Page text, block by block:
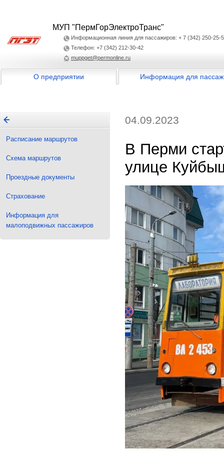
МУП "ПермГорЭлектроТранс"
Информационная линия для пассажиров: + 7 (342) 250-25-
Телефон: +7 (342) 212-30-42
muppget@permonline.ru
О предприятии Информация для
Расписание маршрутов
Схема маршрутов
Проездные документы
Страхование
Информация для
малоподвижных пассажиров
04.09.2023
В Перми
улице